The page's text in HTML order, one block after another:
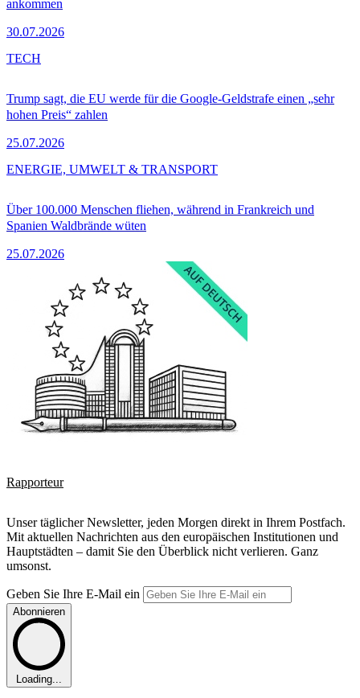
ankommen
30.07.2026
Trump sagt, die EU werde für die Google-Geldstrafe einen „sehr
hohen Preis“ zahlen
25.07.2026
TECH
Über 100.000 Menschen fliehen, während in Frankreich und
Spanien Waldbrände wüten
25.07.2026
ENERGIE, UMWELT & TRANSPORT
Rapporteur
Unser täglicher Newsletter, jeden Morgen direkt in Ihrem Postfach.
Mit aktuellen Nachrichten aus den europäischen Institutionen und
Hauptstädten – damit Sie den Überblick nicht verlieren. Ganz
umsonst.
Geben Sie Ihre E-Mail ein
Abonnieren
Loading...